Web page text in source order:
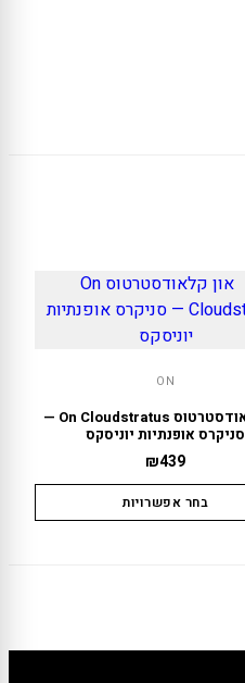
ON
און קלאודסטרטוס On Cloudstratus —
סניקרס אופנתיות יוניסקס
₪439
בחר אפשרויות